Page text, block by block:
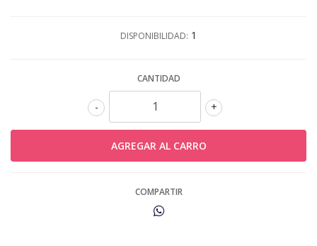
DISPONIBILIDAD: 1
CANTIDAD
+
-
COMPARTIR